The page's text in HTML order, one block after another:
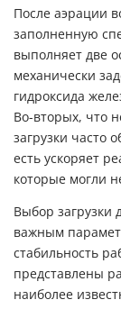
После аэрации
заполненную
выполняет две
механически
гидроксида
Во-вторых, что
загрузки часто
есть ускоряет
которые могли
Выбор загрузки
важным
стабильность
представлены
наиболее